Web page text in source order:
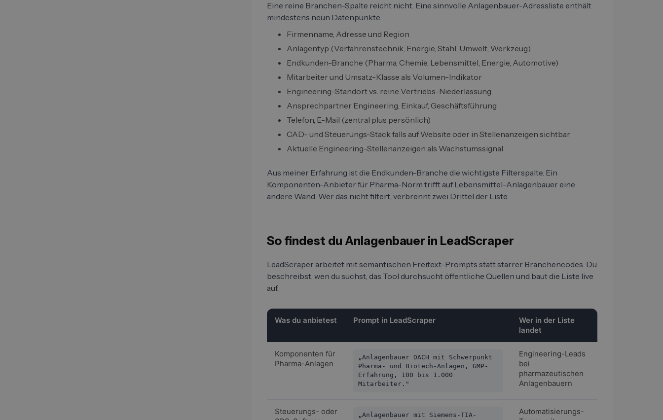
Eine reine Branchen-Spalte reicht nicht. Eine sinnvolle Anlagenbauer-Adressliste enthält
mindestens neun Datenpunkte.
Firmenname, Adresse und Region
Anlagentyp (Verfahrenstechnik, Energie, Stahl, Umwelt, Werkzeug)
Endkunden-Branche (Pharma, Chemie, Lebensmittel, Energie, Automotive)
Mitarbeiter und Umsatz-Klasse als Volumen-Indikator
Engineering-Standort vs. reine Vertriebs-Niederlassung
Ansprechpartner Engineering, Einkauf, Geschäftsführung
Telefon, E-Mail (zentral plus persönlich)
CAD- und Steuerungs-Stack falls auf Website oder in Stellenanzeigen sichtbar
Aktuelle Engineering-Stellenanzeigen als Wachstumssignal
Aus meiner Erfahrung ist die Endkunden-Branche die wichtigste Filterspalte. Ein
Komponenten-Anbieter für Pharma-Norm trifft auf Lebensmittel-Anlagenbauer eine
andere Wand. Wer das nicht filtert, verbrennt zwei Drittel der Liste.
So findest du Anlagenbauer in LeadScraper
LeadScraper arbeitet mit semantischen Freitext-Prompts statt starrer Branchencodes. Du
beschreibst, wen du suchst, das Tool durchsucht öffentliche Quellen und baut die Liste live
auf.
Was du anbietest Prompt in LeadScraper
Wer in der Liste
landet
Komponenten für
Pharma-Anlagen
„Anlagenbauer DACH mit Schwerpunkt
Pharma- und Biotech-Anlagen, GMP-
Erfahrung, 100 bis 1.000
Mitarbeiter."
Engineering-Leads
bei
pharmazeutischen
Anlagenbauern
Steuerungs- oder
„Anlagenbauer mit Siemens-TIA-
Automatisierungs-